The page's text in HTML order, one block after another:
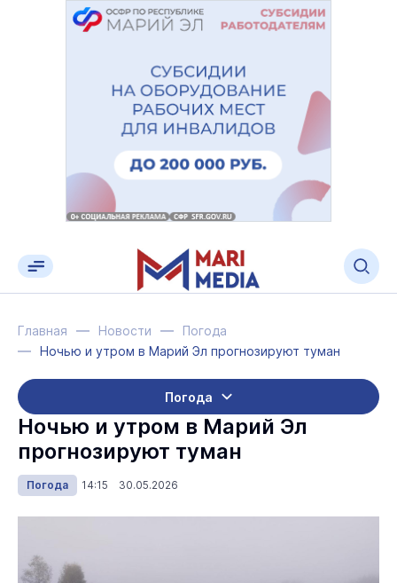
Главная Новости
Погода
Ночью и утром в Марий Эл прогнозируют туман
Погода
Ночью и утром в Марий Эл
прогнозируют туман
Погода 14:15 30.05.2026